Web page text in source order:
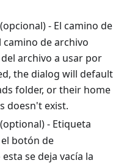
- El camino de
de archivo
archivo a usar por
the dialog will default
folder, or their home
doesn't exist.
- Etiqueta
botón de
se deja vacía la